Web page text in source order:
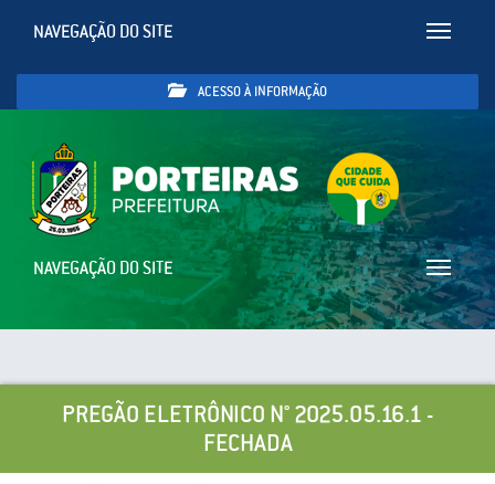
Toggle
NAVEGAÇÃO DO SITE
ACESSO À INFORMAÇÃO
Toggle
NAVEGAÇÃO DO SITE
PREGÃO ELETRÔNICO N° 2025.05.16.1 -
FECHADA